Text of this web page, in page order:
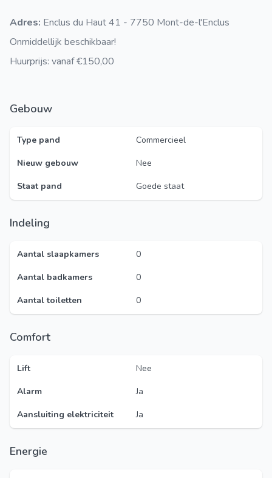
Adres: Enclus du Haut 41 - 7750 Mont-de-l'Enclus
Onmiddellijk beschikbaar!
Huurprijs: vanaf €150,00
Gebouw
Type pand
Commercieel
Nieuw gebouw
Nee
Staat pand
Goede staat
Indeling
Aantal slaapkamers
0
Aantal badkamers
0
Aantal toiletten
0
Comfort
Lift
Nee
Alarm
Ja
Aansluiting elektriciteit
Ja
Energie